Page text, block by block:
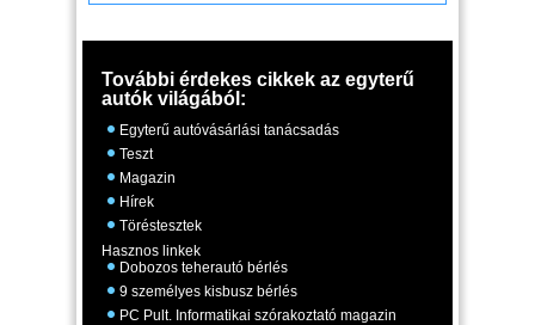
További érdekes cikkek az egyterű
autók világából:
Egyterű autóvásárlási tanácsadás
Teszt
Magazin
Hírek
Töréstesztek
Hasznos linkek
Dobozos teherautó bérlés
9 személyes kisbusz bérlés
PC Pult. Informatikai szórakoztató magazin